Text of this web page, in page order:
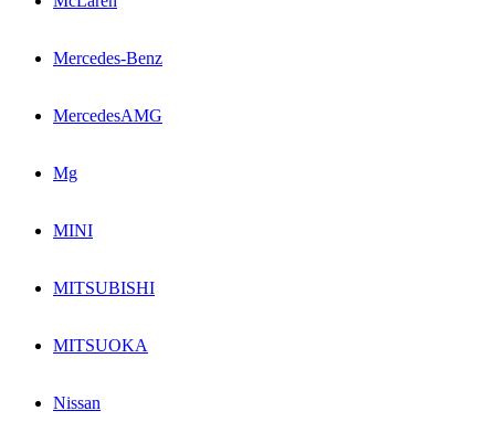
Mercedes-Benz
MercedesAMG
Mg
MINI
MITSUBISHI
MITSUOKA
Nissan